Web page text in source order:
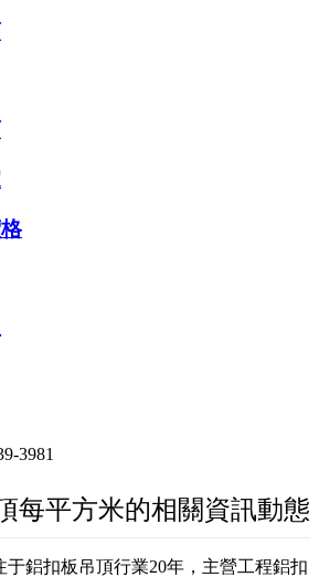
3981
每平方米的相關資訊動態
于鋁扣板吊頂行業20年，主營工程鋁扣